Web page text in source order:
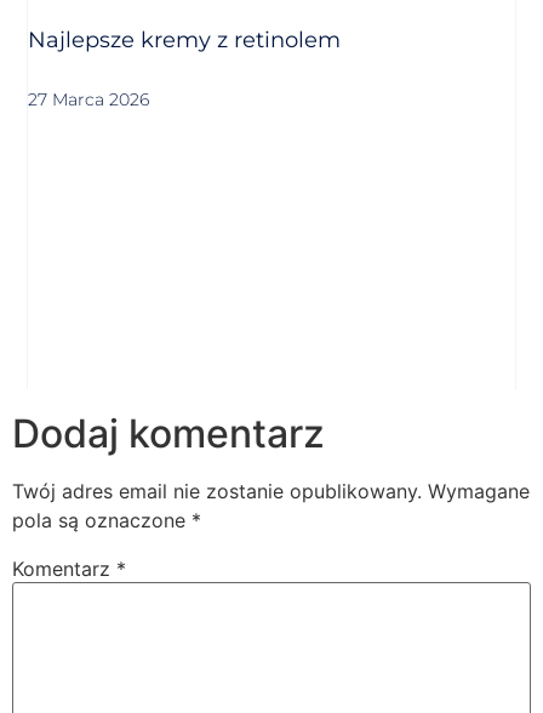
Najlepsze kremy z retinolem
27 Marca 2026
Dodaj komentarz
Twój adres email nie zostanie opublikowany. Wymagane
pola są oznaczone *
Komentarz *